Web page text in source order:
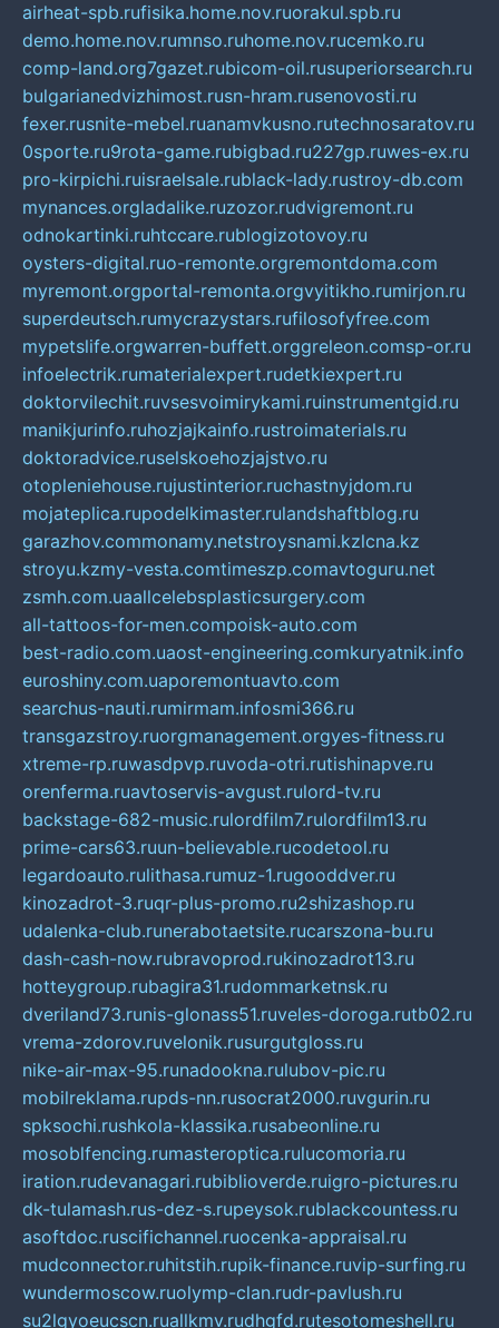
airheat-spb.rufisika.home.nov.ruorakul.spb.ru
demo.home.nov.rumnso.ruhome.nov.rucemko.ru
comp-land.org7gazet.rubicom-oil.rusuperiorsearch.ru
bulgarianedvizhimost.rusn-hram.rusenovosti.ru
fexer.rusnite-mebel.ruanamvkusno.rutechnosaratov.ru
0sporte.ru9rota-game.rubigbad.ru227gp.ruwes-ex.ru
pro-kirpichi.ruisraelsale.rublack-lady.rustroy-db.com
mynances.orgladalike.ruzozor.rudvigremont.ru
odnokartinki.ruhtccare.rublogizotovoy.ru
oysters-digital.ruo-remonte.orgremontdoma.com
myremont.orgportal-remonta.orgvyitikho.rumirjon.ru
superdeutsch.rumycrazystars.rufilosofyfree.com
mypetslife.orgwarren-buffett.orggreleon.comsp-or.ru
infoelectrik.rumaterialexpert.rudetkiexpert.ru
doktorvilechit.ruvsesvoimirykami.ruinstrumentgid.ru
manikjurinfo.ruhozjajkainfo.rustroimaterials.ru
doktoradvice.ruselskoehozjajstvo.ru
otopleniehouse.rujustinterior.ruchastnyjdom.ru
mojateplica.rupodelkimaster.rulandshaftblog.ru
garazhov.commonamy.netstroysnami.kzlcna.kz
stroyu.kzmy-vesta.comtimeszp.comavtoguru.net
zsmh.com.uaallcelebsplasticsurgery.com
all-tattoos-for-men.compoisk-auto.com
best-radio.com.uaost-engineering.comkuryatnik.info
euroshiny.com.uaporemontuavto.com
searchus-nauti.rumirmam.infosmi366.ru
transgazstroy.ruorgmanagement.orgyes-fitness.ru
xtreme-rp.ruwasdpvp.ruvoda-otri.rutishinapve.ru
orenferma.ruavtoservis-avgust.rulord-tv.ru
backstage-682-music.rulordfilm7.rulordfilm13.ru
prime-cars63.ruun-believable.rucodetool.ru
legardoauto.rulithasa.rumuz-1.rugooddver.ru
kinozadrot-3.ruqr-plus-promo.ru2shizashop.ru
udalenka-club.runerabotaetsite.rucarszona-bu.ru
dash-cash-now.rubravoprod.rukinozadrot13.ru
hotteygroup.rubagira31.rudommarketnsk.ru
dveriland73.runis-glonass51.ruveles-doroga.rutb02.ru
vrema-zdorov.ruvelonik.rusurgutgloss.ru
nike-air-max-95.runadookna.rulubov-pic.ru
mobilreklama.rupds-nn.rusocrat2000.ruvgurin.ru
spksochi.rushkola-klassika.rusabeonline.ru
mosoblfencing.rumasteroptica.rulucomoria.ru
iration.rudevanagari.rubiblioverde.ruigro-pictures.ru
dk-tulamash.rus-dez-s.rupeysok.rublackcountess.ru
asoftdoc.ruscifichannel.ruocenka-appraisal.ru
mudconnector.ruhitstih.rupik-finance.ruvip-surfing.ru
wundermoscow.ruolymp-clan.rudr-pavlush.ru
su2lgyoeucscn.ruallkmv.rudhgfd.rutesotomeshell.ru